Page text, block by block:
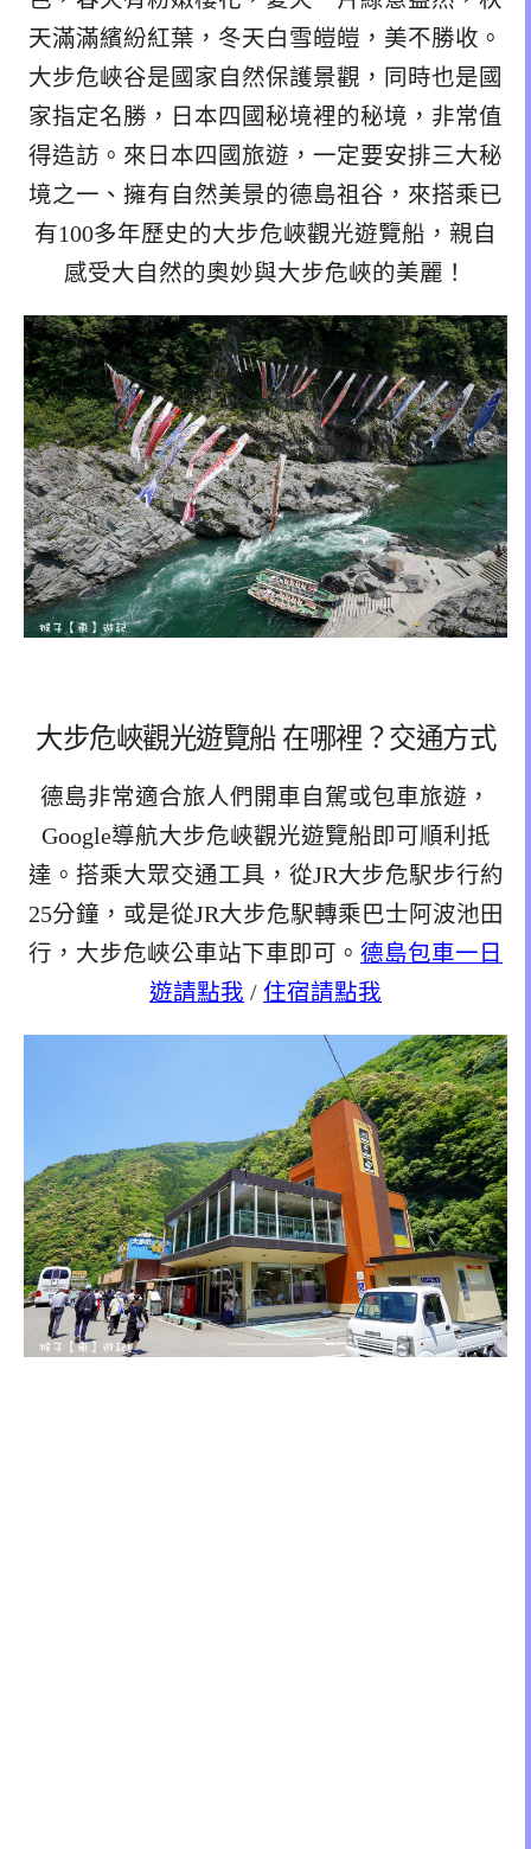
天滿滿繽紛紅葉，冬天白雪皚皚，美不勝收。
大步危峽谷是國家自然保護景觀，同時也是國
家指定名勝，日本四國秘境裡的秘境，非常值
得造訪。來日本四國旅遊，一定要安排三大秘
境之一、擁有自然美景的德島祖谷，來搭乘已
有100多年歷史的大步危峽觀光遊覽船，親自
感受大自然的奧妙與大步危峽的美麗！
大步危峽觀光遊覽船 在哪裡？交通方式
德島非常適合旅人們開車自駕或包車旅遊，
Google導航大步危峽觀光遊覽船即可順利抵
達。搭乘大眾交通工具，從JR大步危駅步行約
25分鐘，或是從JR大步危駅轉乘巴士阿波池田
行，大步危峽公車站下車即可。 德島包車一日
遊請點我 / 住宿請點我